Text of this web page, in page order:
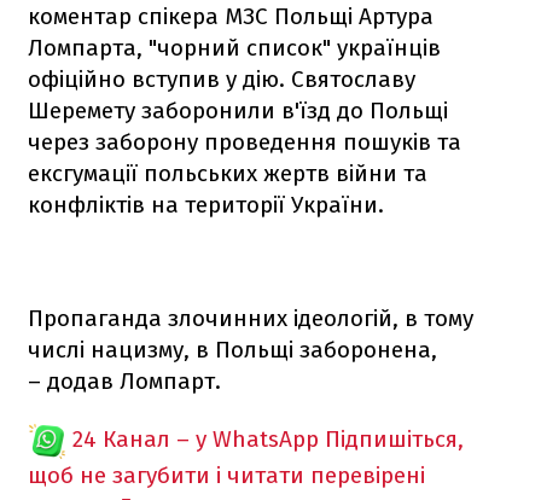
коментар спікера МЗС Польщі Артура
Ломпарта, "чорний список" українців
офіційно вступив у дію. Святославу
Шеремету заборонили в'їзд до Польщі
через заборону проведення пошуків та
ексгумації польських жертв війни та
конфліктів на території України.
Пропаганда злочинних ідеологій, в тому
числі нацизму, в Польщі заборонена,
– додав Ломпарт.
24 Канал – у WhatsApp Підпишіться,
щоб не загубити і читати перевірені